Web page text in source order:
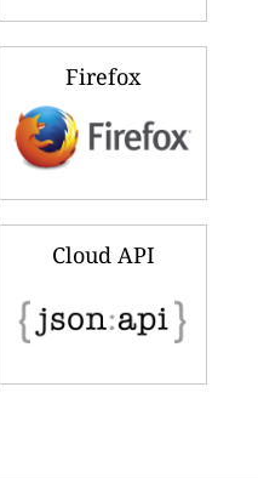
Firefox
Cloud API